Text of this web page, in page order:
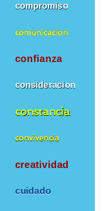
compromiso
comunicacion
confianza
consideracion
constancia
convivencia
creatividad
cuidado